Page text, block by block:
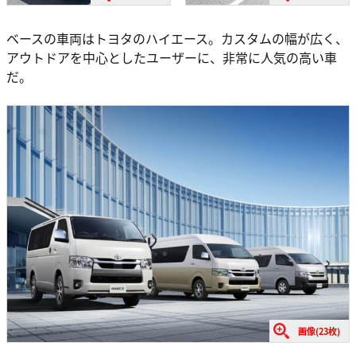
ベースの車両はトヨタのハイエース。カスタムの幅が広く、
アウトドアを中心としたユーザーに、非常に人気の高い車
だ。
画像(23枚)